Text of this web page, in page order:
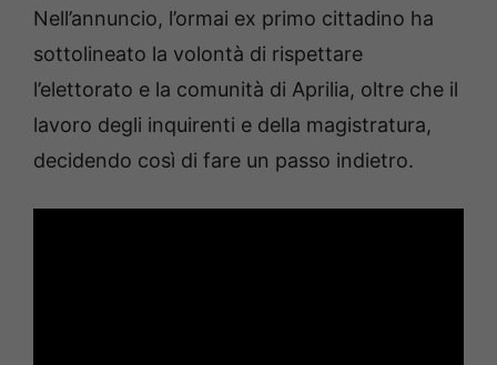
Nell’annuncio, l’ormai ex primo cittadino ha
sottolineato la volontà di rispettare
l’elettorato e la comunità di Aprilia, oltre che il
lavoro degli inquirenti e della magistratura,
decidendo così di fare un passo indietro.